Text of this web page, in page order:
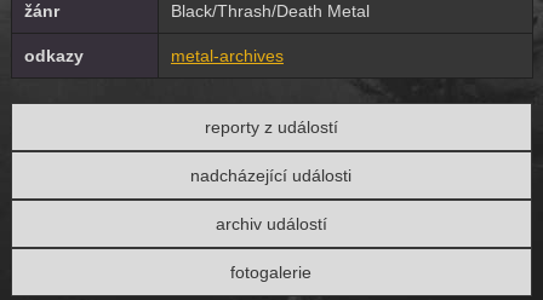
žánr Black/Thrash/Death Metal
odkazy metal-archives
reporty z událostí
nadcházející události
archiv událostí
fotogalerie